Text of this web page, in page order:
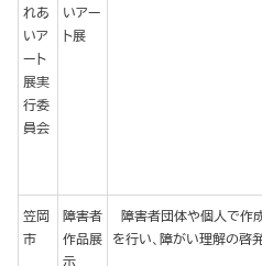
れあ
いア
ート
展実
行委
員会
いアー
ト展
笠岡
市
障害者
作品展
示
障害者団体や個人で作
を行い、障がい理解の啓